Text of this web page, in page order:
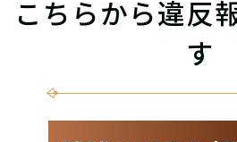
こちらから違反
す